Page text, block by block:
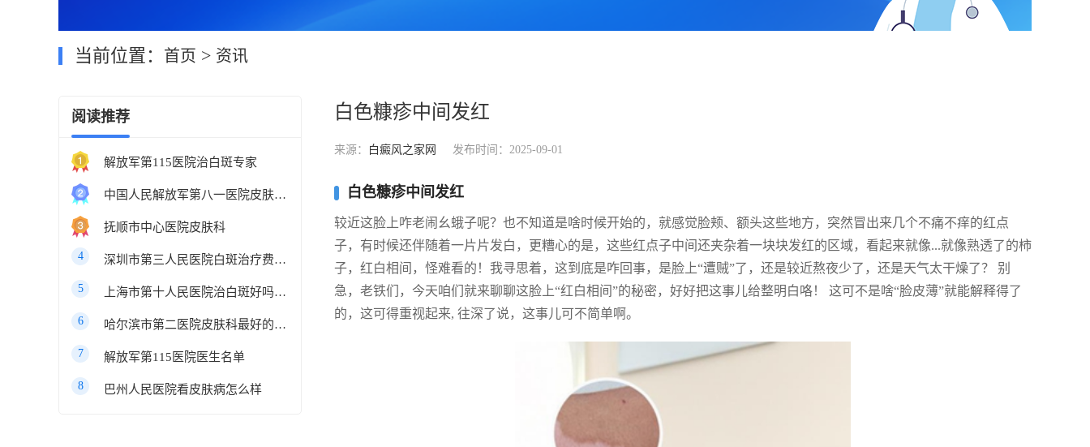
当前位置： 首页 > 资讯
阅读推荐
解放军第115医院治白斑专家
中国人民解放军第八一医院皮肤科最好的医生
抚顺市中心医院皮肤科
4 深圳市第三人民医院白斑治疗费用多少
5 上海市第十人民医院治白斑好吗知乎
6 哈尔滨市第二医院皮肤科最好的医生
7 解放军第115医院医生名单
8 巴州人民医院看皮肤病怎么样
白色糠疹中间发红
来源： 白癜风之家网 发布时间：2025-09-01
白色糠疹中间发红
较近这脸上咋老闹幺蛾子呢？也不知道是啥时候开始的，就感觉脸颊、额头这些地方，突然冒出来几个不痛不痒的红点
子，有时候还伴随着一片片发白，更糟心的是，这些红点子中间还夹杂着一块块发红的区域，看起来就像...就像熟透了的柿
子，红白相间，怪难看的！我寻思着，这到底是咋回事，是脸上“遭贼”了，还是较近熬夜少了，还是天气太干燥了？ 别
急，老铁们，今天咱们就来聊聊这脸上“红白相间”的秘密，好好把这事儿给整明白咯！ 这可不是啥“脸皮薄”就能解释得了
的，这可得重视起来, 往深了说，这事儿可不简单啊。